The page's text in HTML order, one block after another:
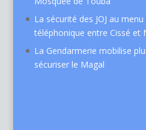
La sécurité des JOJ au menu
téléphonique entre Cissé et
La Gendarmerie mobilise
sécuriser le Magal